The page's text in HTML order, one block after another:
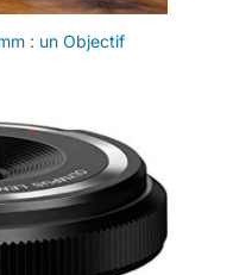
mate assure
en main
de prise
Un choix idéal
créateurs à la
d'un objectif
et de
: un Objectif